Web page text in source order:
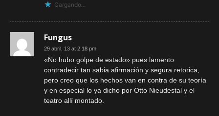
Cargando...
Fungus
29 abril, 13 at 2:18 pm
«No hubo golpe de estado» pues lamento
contradecir tan sabia afirmación y segura retorica,
pero creo que los hechos van en contra de su teoría
y en especial lo ya dicho por Otto Nieudestal y el
teatro allí montado.